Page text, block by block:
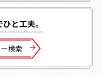
と⼯夫。
検索